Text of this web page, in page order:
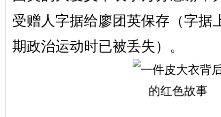
受赠人字据给廖团英保存（字据
期政治运动时已被丢失）。